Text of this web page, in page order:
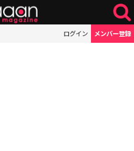
ログイン メンバー登録